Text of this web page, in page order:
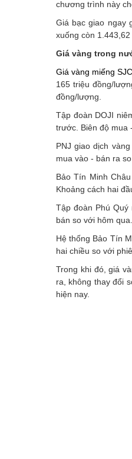
chương trình này
Giá bạc giao ngay
xuống còn 1.443,62
Giá vàng trong
Giá vàng miếng SJC
165 triệu đồng/
đồng/lượng.
Tập đoàn DOJI
trước. Biên độ mua
PNJ giao dịch
mua vào - bán ra
Bảo Tín Minh
Khoảng cách hai
Tập đoàn Phú
bán so với hôm
Hệ thống Bảo Tín
hai chiều so với
Trong khi đó, giá
ra, không thay đổi
hiện nay.